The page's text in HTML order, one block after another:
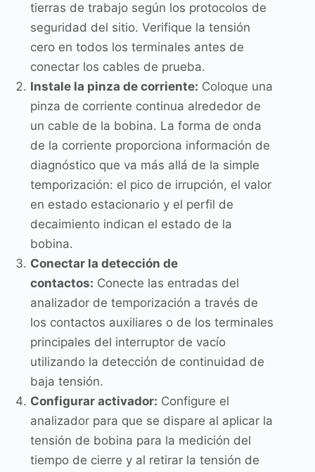
tierras de trabajo según los protocolos de
seguridad del sitio. Verifique la tensión
cero en todos los terminales antes de
conectar los cables de prueba.
Instale la pinza de corriente: Coloque una
pinza de corriente continua alrededor de
un cable de la bobina. La forma de onda
de la corriente proporciona información de
diagnóstico que va más allá de la simple
temporización: el pico de irrupción, el valor
en estado estacionario y el perfil de
decaimiento indican el estado de la
bobina.
Conectar la detección de
contactos: Conecte las entradas del
analizador de temporización a través de
los contactos auxiliares o de los terminales
principales del interruptor de vacío
utilizando la detección de continuidad de
baja tensión.
Configurar activador: Configure el
analizador para que se dispare al aplicar la
tensión de bobina para la medición del
tiempo de cierre y al retirar la tensión de